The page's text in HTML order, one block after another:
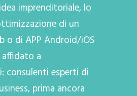
imprenditoriale, lo
di un
o di APP Android/iOS
affidato a
consulenti esperti di
prima ancora